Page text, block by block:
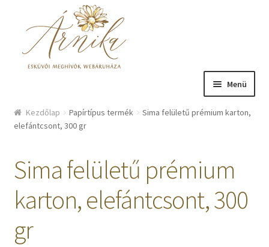
Ugrás a navigációhoz
Kilépés a tartalomba
Menü
Üzlet
Hírek
Kosár
Fiókom
Kezdőlap Papírtípus termék
Sima felületű prémium karton,
elefántcsont, 300 gr
Sima felületű prémium
karton, elefántcsont, 300
gr